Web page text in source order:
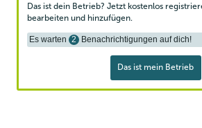
Das ist dein Betrieb? Jetzt kostenlos
bearbeiten und hinzufügen.
Es warten 2 Benachrichtigungen auf dich!
Das ist mein Betrieb